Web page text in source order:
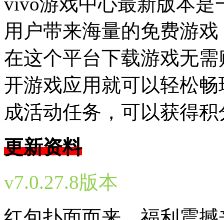
用户带来海量的免费游
在这个平台下载游戏无
开游戏应用就可以轻松
成活动任务，可以获得
更新资料
v7.0.27.8版本